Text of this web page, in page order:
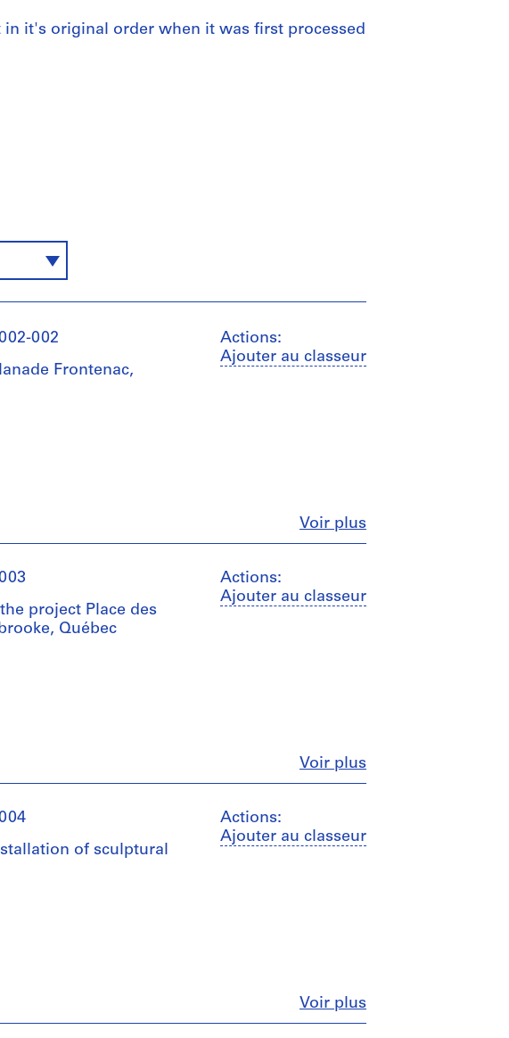
it's original order when it was first processed
Actions:
Ajouter au classeur
Voir plusFermer
002
Frontenac,
Actions:
Ajouter au classeur
Voir plusFermer
project Place des
Québec
Actions:
Ajouter au classeur
Voir plusFermer
of sculptural